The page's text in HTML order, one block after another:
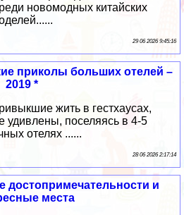
новомодных китайских
29 06 2026 9:45:16
приколы больших отелей –
2019 *
жить в гестхаусах,
удивлены, поселяясь в 4-5
отелях ......
28 06 2026 2:17:14
достопримечательности и
места